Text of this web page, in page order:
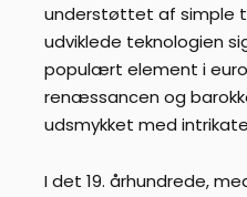
understøttet af simple
udviklede teknologien
populært element i
renæssancen og
udsmykket med
I det 19. århundrede,